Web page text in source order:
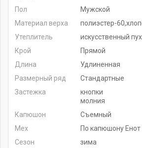
Пол
Мужской
Материал верха
полиэстер-
Утеплитель
искусственный пух
Крой
Прямой
Длина
Удлиненная
Размерный ряд
Стандартные
Застежка
кнопки
молния
Капюшон
Съемный
Мех
По капюшону Енот
Сезон
зима